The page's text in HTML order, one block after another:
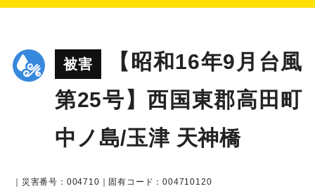
被害
【昭和16年9月台風
第25号】西国東郡高田町
中ノ島/玉津 天神橋
｜災害番号：004710｜固有コード：004710120